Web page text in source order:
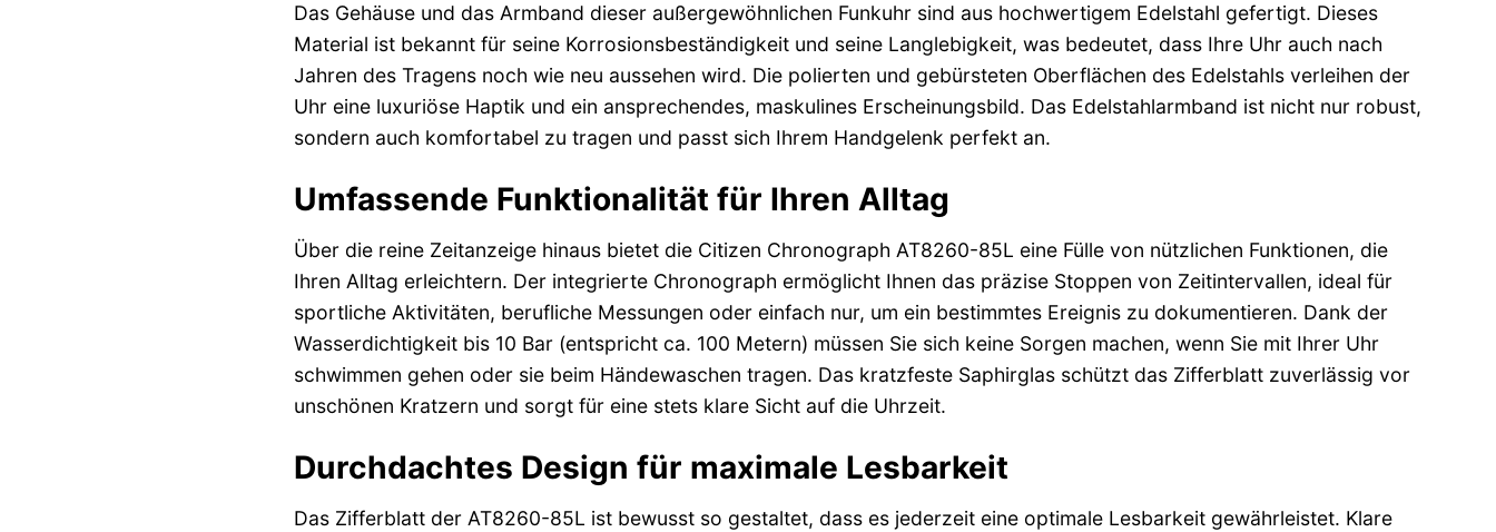
Das Gehäuse und das Armband dieser außergewöhnlichen Funkuhr sind aus hochwertigem Edelstahl gefertigt. Dieses
Material ist bekannt für seine Korrosionsbeständigkeit und seine Langlebigkeit, was bedeutet, dass Ihre Uhr auch nach
Jahren des Tragens noch wie neu aussehen wird. Die polierten und gebürsteten Oberflächen des Edelstahls verleihen der
Uhr eine luxuriöse Haptik und ein ansprechendes, maskulines Erscheinungsbild. Das Edelstahlarmband ist nicht nur robust,
sondern auch komfortabel zu tragen und passt sich Ihrem Handgelenk perfekt an.
Umfassende Funktionalität für Ihren Alltag
Über die reine Zeitanzeige hinaus bietet die Citizen Chronograph AT8260-85L eine Fülle von nützlichen Funktionen, die
Ihren Alltag erleichtern. Der integrierte Chronograph ermöglicht Ihnen das präzise Stoppen von Zeitintervallen, ideal für
sportliche Aktivitäten, berufliche Messungen oder einfach nur, um ein bestimmtes Ereignis zu dokumentieren. Dank der
Wasserdichtigkeit bis 10 Bar (entspricht ca. 100 Metern) müssen Sie sich keine Sorgen machen, wenn Sie mit Ihrer Uhr
schwimmen gehen oder sie beim Händewaschen tragen. Das kratzfeste Saphirglas schützt das Zifferblatt zuverlässig vor
unschönen Kratzern und sorgt für eine stets klare Sicht auf die Uhrzeit.
Durchdachtes Design für maximale Lesbarkeit
Das Zifferblatt der AT8260-85L ist bewusst so gestaltet, dass es jederzeit eine optimale Lesbarkeit gewährleistet. Klare